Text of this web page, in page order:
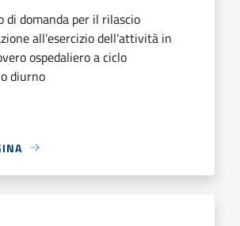
di domanda per il rilascio
all’esercizio dell’attività in
ospedaliero a ciclo
diurno